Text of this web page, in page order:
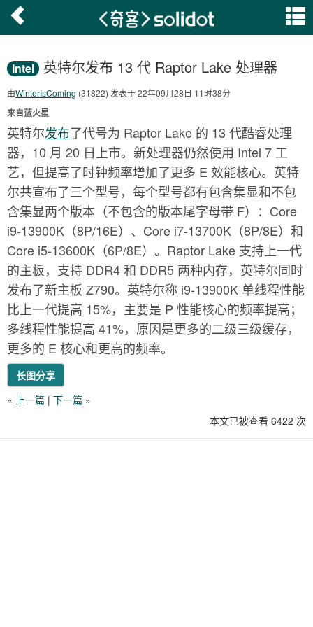
Intel 英特尔发布 13 代 Raptor Lake 处理器
由WinterIsComing (31822) 发表于 22年09月28日 11时38分
来自蓝火星
英特尔发布了代号为 Raptor Lake 的 13 代酷睿处理
器，10 月 20 日上市。新处理器仍然使用 Intel 7 工
艺，但提高了时钟频率增加了更多 E 效能核心。英特
尔共宣布了三个型号，每个型号都有包含集显和不包
含集显两个版本（不包含的版本尾字母带 F）：Core
i9-13900K（8P/16E）、Core i7-13700K（8P/8E）和
Core i5-13600K（6P/8E）。Raptor Lake 支持上一代
的主板，支持 DDR4 和 DDR5 两种内存，英特尔同时
发布了新主板 Z790。英特尔称 i9-13900K 单线程性能
比上一代提高 15%，主要是 P 性能核心的频率提高；
多线程性能提高 41%，原因是更多的二级三级缓存，
更多的 E 核心和更高的频率。
长图分享
« 上一篇 | 下一篇 »
本文已被查看 6422 次